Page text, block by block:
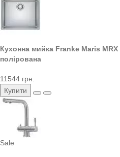
Кухонна мийка Franke Maris MRX
полірована
11544 грн.
Купити
Sale